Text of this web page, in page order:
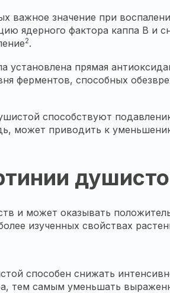
важное значение при
ядерного фактора каппа В и
2.
прямая
ферментов, способных
способствуют
может приводить к
и может оказывать
изученных свойствах
способен снижать
тем самым уменьшать